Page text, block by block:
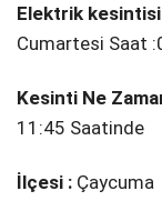
Elektrik kesintisi
Cumartesi Saat
Kesinti Ne
11:45 Saatinde
İlçesi : Çaycuma